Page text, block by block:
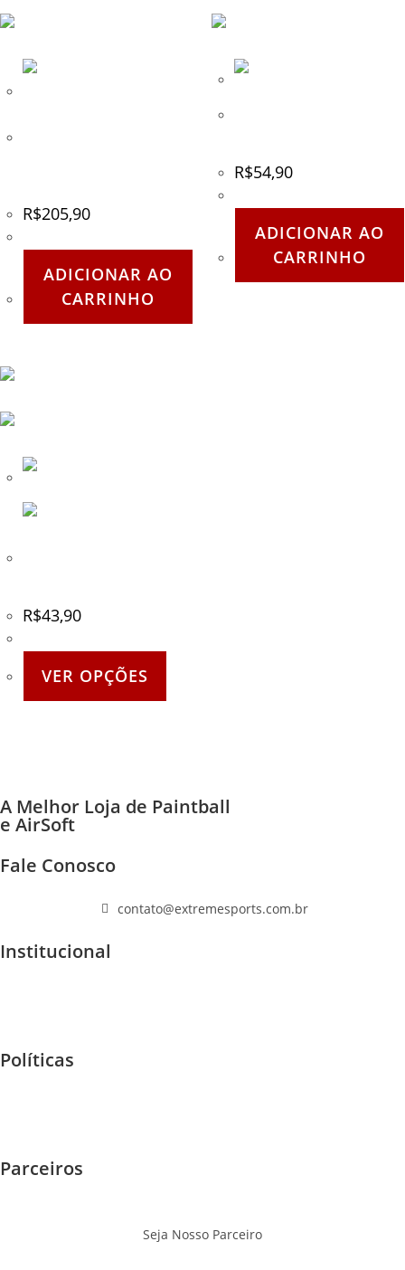
R$205,90
ADICIONAR AO
CARRINHO
R$54,90
ADICIONAR AO
CARRINHO
R$43,90
VER OPÇÕES
A Melhor Loja de Paintball
e AirSoft
Fale Conosco
contato@extremesports.com.br
Institucional
Políticas
Parceiros
Seja Nosso Parceiro